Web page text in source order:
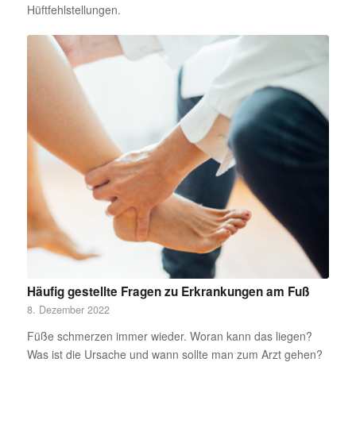
Hüftfehlstellungen.
Häufig gestellte Fragen zu Erkrankungen am Fuß
8. Dezember 2022
Füße schmerzen immer wieder. Woran kann das liegen?
Was ist die Ursache und wann sollte man zum Arzt gehen?